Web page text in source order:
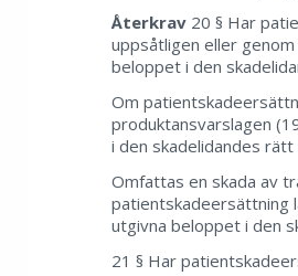
Återkrav 20 § Har
uppsåtligen eller
beloppet i den
Om
produktansvarslagen
i den skadelidandes
Omfattas en skada av
patientskadeersättning
utgivna beloppet i den
21 § Har